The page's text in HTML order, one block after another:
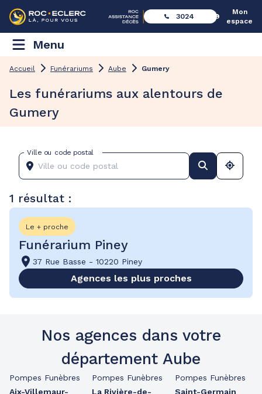
3024
Mon
espace
Menu
Accueil Funérariums Aube Gumery
Les funérariums aux alentours de
Gumery
Ville ou code postal
1 résultat :
Le + proche
Funérarium Piney
37 Rue Basse - 10220 Piney
Agences les plus proches
Nos agences dans votre
département Aube
Pompes Funèbres
Aix-Villemaur-
Pompes Funèbres
La Rivière-de-
Pompes Funèbres
Saint-Germain